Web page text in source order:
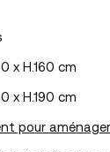
x H.160 cm
x H.190 cm
pour